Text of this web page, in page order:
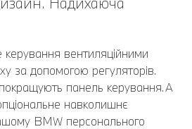
керування вентиляційними
за допомогою регуляторів.
панель керування. А
навколишнє
BMW персонального